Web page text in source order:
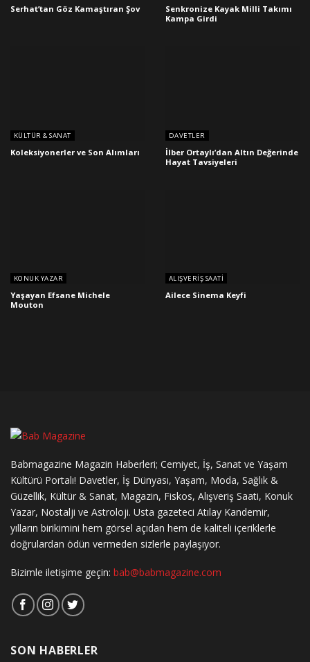
Serhat’tan Göz Kamaştıran Şov
Senkronize Kayak Milli Takımı
Kampa Girdi
KÜLTÜR & SANAT
Koleksiyonerler ve Son Alımları
DAVETLER
İlber Ortaylı’dan Altın Değerinde
Hayat Tavsiyeleri
KONUK YAZAR
Yaşayan Efsane Michele
Mouton
ALIŞVERIŞ SAATI
Ailece Sinema Keyfi
Babmagazine Magazin Haberleri; Cemiyet, İş, Sanat ve Yaşam
Kültürü Portalı! Davetler, İş Dünyası, Yaşam, Moda, Sağlık &
Güzellik, Kültür & Sanat, Magazin, Fiskos, Alışveriş Saati, Konuk
Yazar, Nostalji ve Astroloji. Usta gazeteci Atılay Kandemir,
yılların birikimini hem görsel açıdan hem de kaliteli içeriklerle
doğrulardan ödün vermeden sizlerle paylaşıyor.
Bizimle iletişime geçin: bab@babmagazine.com
SON HABERLER